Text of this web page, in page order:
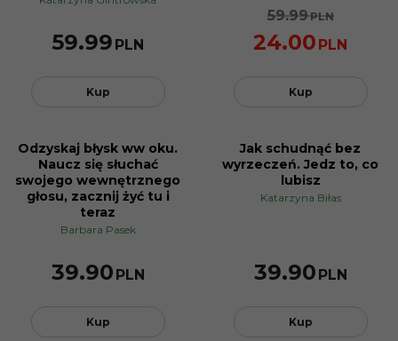
59.99 PLN
Kup
59.99PLN
24.00 PLN
Kup
Odzyskaj błysk ww oku.
Naucz się słuchać
swojego wewnętrznego
głosu, zacznij żyć tu i
teraz
Barbara Pasek
39.90 PLN
Kup
Jak schudnąć bez
wyrzeczeń. Jedz to, co
lubisz
Katarzyna Biłas
39.90 PLN
Kup